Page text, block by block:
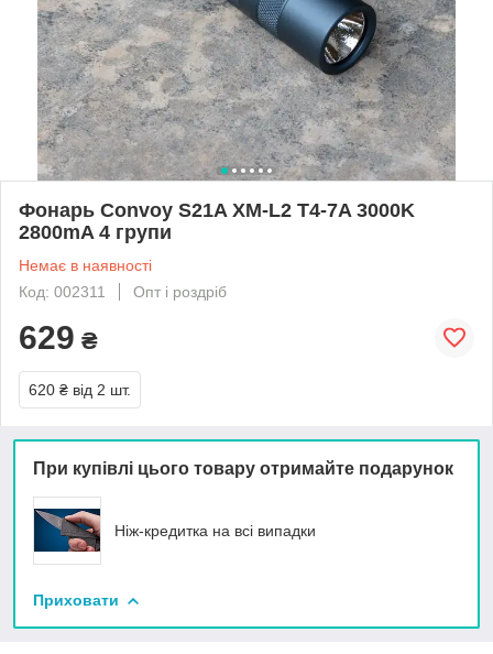
Фонарь Convoy S21A XM-L2 T4-7A 3000K
2800mA 4 групи
Немає в наявності
Код: 002311
Опт і роздріб
629 ₴
620 ₴ від 2 шт.
При купівлі цього товару отримайте подарунок
Ніж-кредитка на всі випадки
Приховати